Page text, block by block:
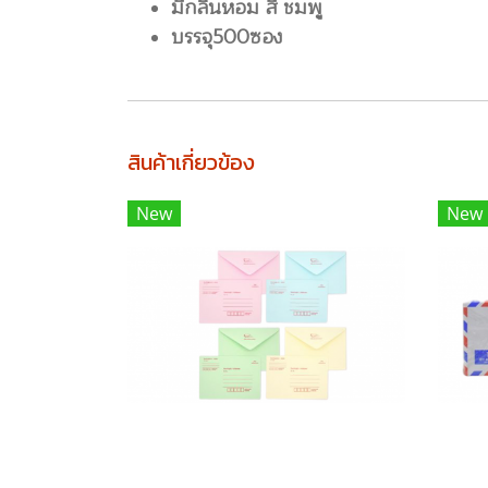
มีกลิ่นหอม สี ชมพู
บรรจุ500ซอง
สินค้าเกี่ยวข้อง
New New